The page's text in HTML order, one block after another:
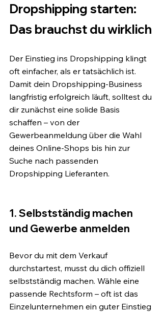
Dropshipping starten:
Das brauchst du wirklich
Der Einstieg ins Dropshipping klingt
oft einfacher, als er tatsächlich ist.
Damit dein Dropshipping-Business
langfristig erfolgreich läuft, solltest du
dir zunächst eine solide Basis
schaffen – von der
Gewerbeanmeldung über die Wahl
deines Online-Shops bis hin zur
Suche nach passenden
Dropshipping Lieferanten.
1. Selbstständig machen
und Gewerbe anmelden
Bevor du mit dem Verkauf
durchstartest, musst du dich offiziell
selbstständig machen. Wähle eine
passende Rechtsform – oft ist das
Einzelunternehmen ein guter Einstieg